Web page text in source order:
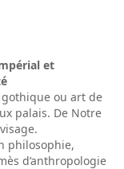
et
gothique ou art de
palais. De Notre
philosophie,
d’anthropologie